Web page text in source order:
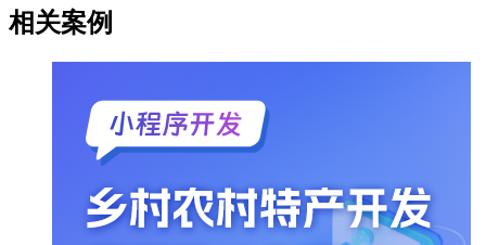
相关案例